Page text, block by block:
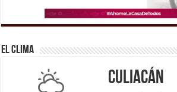
El Clima
Culiacán